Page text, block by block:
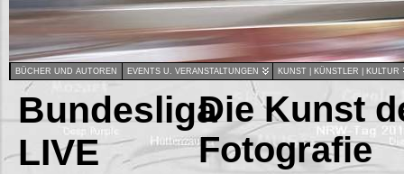
BÜCHER UND AUTOREN EVENTS U. VERANSTALTUNGEN KUNST | KÜNSTLER | KULTUR
Bundesliga
LIVE
Die Kunst
Fotografie